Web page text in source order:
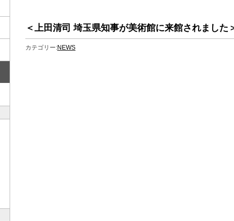
＜上田清司 埼玉県知事が美術館に来館されました
カテゴリー:NEWS